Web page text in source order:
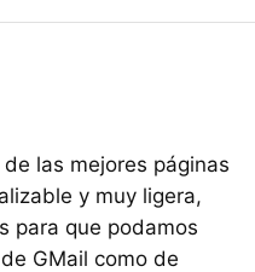
las mejores páginas
y muy ligera,
para que podamos
GMail como de